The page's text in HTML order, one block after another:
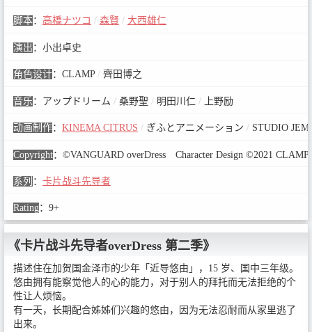
脚本： 高橋ナツコ / 森賢 / 大西雄仁
演出 ： 小出卓史
角色设计： CLAMP /齊田博之
音乐 ： アップドリーム /桑野聖 /明田川仁 /上野励
动画制作： KINEMA CITRUS /ぎふとアニメーション /STUDIO JEMI
Copyright： ©VANGUARD overDress Character Design ©2021 CLAMP
系列 ： 卡片战斗先导者
Rating： 9+
《卡片战斗先导者overDress 第二季》
描述住在加贺国金泽市的少年「近导悠由」，15 岁、国中三年级。
悠由拥有能察觉他人的心的能力，对于别人的拜托而无法拒绝的个
性让人烦恼。
有一天，长期配合姊姊们兴趣的悠由，因为无法忍耐而从家里逃了
出来。